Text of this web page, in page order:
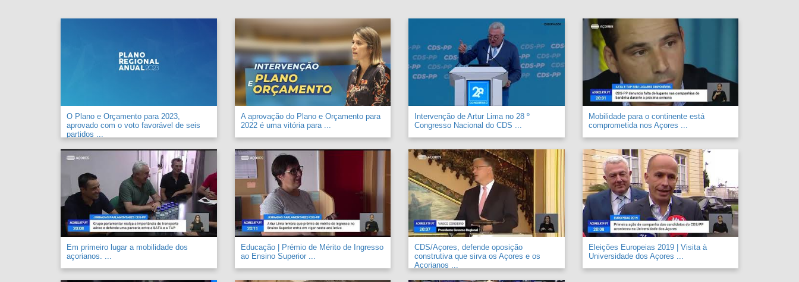
O Plano e Orçamento para 2023,
aprovado com o voto favorável de seis
partidos ...
A aprovação do Plano e Orçamento para
2022 é uma vitória para ...
Intervenção de Artur Lima no 28 º
Congresso Nacional do CDS ...
Mobilidade para o continente está
comprometida nos Açores ...
Em primeiro lugar a mobilidade dos
açorianos. ...
Educação | Prémio de Mérito de Ingresso
ao Ensino Superior ...
CDS/Açores, defende oposição
construtiva que sirva os Açores e os
Açorianos ...
Eleições Europeias 2019 | Visita à
Universidade dos Açores ...